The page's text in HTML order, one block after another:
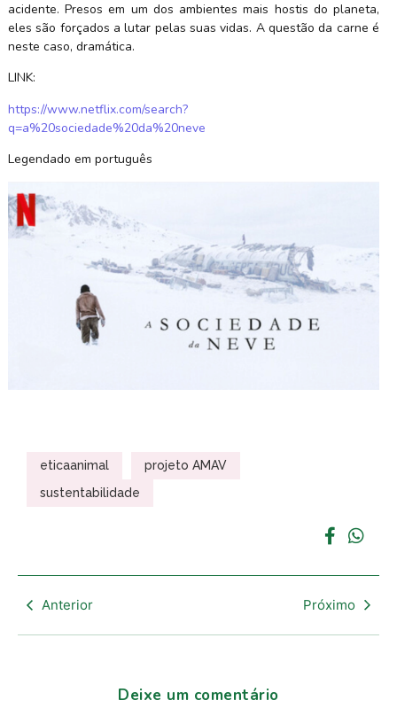
acidente. Presos em um dos ambientes mais hostis do planeta,
eles são forçados a lutar pelas suas vidas. A questão da carne é
neste caso, dramática.
LINK:
https://www.netflix.com/search?
q=a%20sociedade%20da%20neve
Legendado em português
eticaanimal
projeto AMAV
sustentabilidade
Anterior Próximo
Deixe um comentário